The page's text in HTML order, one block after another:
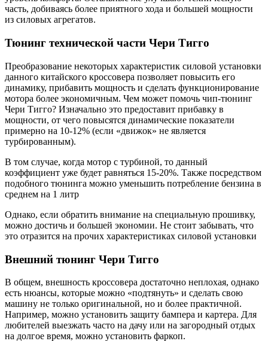
часть, добиваясь более приятного хода и большей мощности
из силовых агрегатов.
Тюнинг технической части Чери Тигго
Преобразование некоторых характеристик силовой установки
данного китайского кроссовера позволяет повысить его
динамику, прибавить мощность и сделать функционирование
мотора более экономичным. Чем может помочь чип-тюнинг
Чери Тигго? Изначально это предоставит прибавку в
мощности, от чего повысятся динамические показатели
примерно на 10-12% (если «движок» не является
турбированным).
В том случае, когда мотор с турбиной, то данный
коэффициент уже будет равняться 15-20%. Также посредством
подобного тюнинга можно уменьшить потребление бензина в
среднем на 1 литр
Однако, если обратить внимание на специальную прошивку,
можно достичь и большей экономии. Не стоит забывать, что
это отразится на прочих характеристиках силовой установки
Внешний тюнинг Чери Тигго
В общем, внешность кроссовера достаточно неплохая, однако
есть нюансы, которые можно «подтянуть» и сделать свою
машину не только оригинальной, но и более практичной.
Например, можно установить защиту бампера и картера. Для
любителей выезжать часто на дачу или на загородный отдых
на долгое время, можно установить фаркоп.